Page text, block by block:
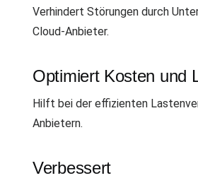
Verhindert Störungen durch
Cloud-Anbieter.
Optimiert Kosten und
Hilft bei der effizienten
Anbietern.
Verbessert